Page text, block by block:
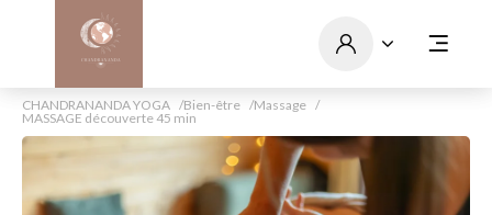
CHANDRANANDA YOGA Bien-être
Massage
MASSAGE découverte 45 min